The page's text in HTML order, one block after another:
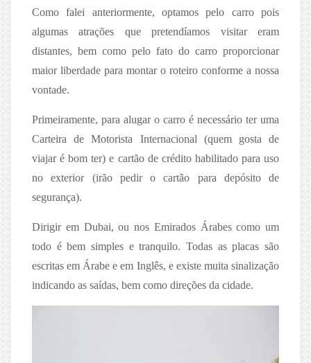
Como falei anteriormente, optamos pelo carro pois
algumas atrações que pretendíamos visitar eram
distantes, bem como pelo fato do carro proporcionar
maior liberdade para montar o roteiro conforme a nossa
vontade.
Primeiramente, para alugar o carro é necessário ter uma
Carteira de Motorista Internacional (quem gosta de
viajar é bom ter) e cartão de crédito habilitado para uso
no exterior (irão pedir o cartão para depósito de
segurança).
Dirigir em Dubai, ou nos Emirados Árabes como um
todo é bem simples e tranquilo. Todas as placas são
escritas em Árabe e em Inglês, e existe muita sinalização
indicando as saídas, bem como direções da cidade.